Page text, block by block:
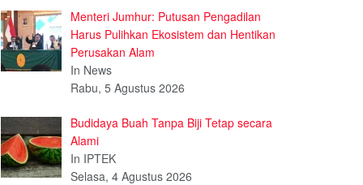
Menteri Jumhur: Putusan Pengadilan
Harus Pulihkan Ekosistem dan Hentikan
Perusakan Alam
In News
Rabu, 5 Agustus 2026
Budidaya Buah Tanpa Biji Tetap secara
Alami
In IPTEK
Selasa, 4 Agustus 2026